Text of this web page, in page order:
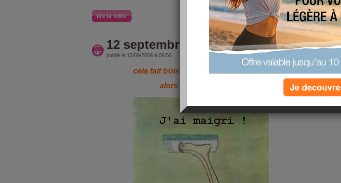
lire la suite (8) commentaires
12 septembre bilan
publié le 12/09/2009 à 09:56
cela fait trois fois que je recommence
alors je vais faire court
Je decouvre